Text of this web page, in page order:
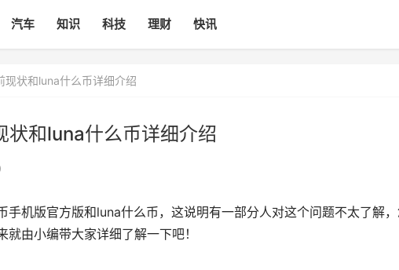
汽车 知识 科技 理财 快讯
现状和luna什么币详细介绍
状和luna什么币详细介绍
手机版官方版和luna什么币，这说明有一部分人对这个问题不太了解
由小编带大家详细了解一下吧！